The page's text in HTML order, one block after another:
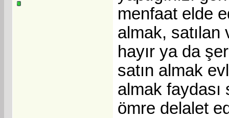
menfaat elde
almak, satılan
hayır ya da
satın almak
almak
ömre delalet